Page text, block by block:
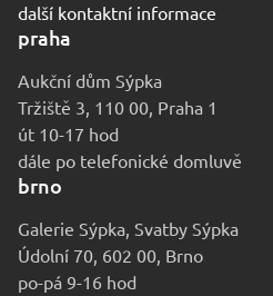
další kontaktní informace
praha
Aukční dům Sýpka
Tržiště 3, 110 00, Praha 1
út 10-17 hod
dále po telefonické domluvě
brno
Galerie Sýpka, Svatby Sýpka
Údolní 70, 602 00, Brno
po-pá 9-16 hod